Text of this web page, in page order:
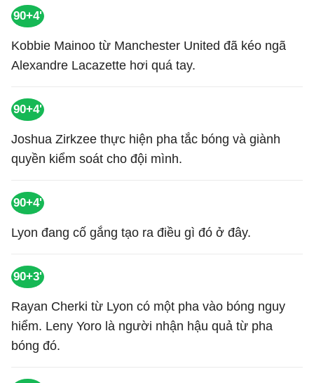
90+4'
Kobbie Mainoo từ Manchester United đã kéo ngã
Alexandre Lacazette hơi quá tay.
90+4'
Joshua Zirkzee thực hiện pha tắc bóng và giành
quyền kiểm soát cho đội mình.
90+4'
Lyon đang cố gắng tạo ra điều gì đó ở đây.
90+3'
Rayan Cherki từ Lyon có một pha vào bóng nguy
hiểm. Leny Yoro là người nhận hậu quả từ pha
bóng đó.